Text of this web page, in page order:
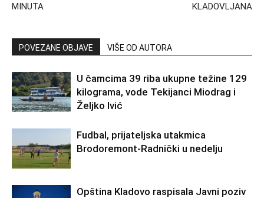
MINUTA
KLADOVLJANA
POVEZANE OBJAVE VIŠE OD AUTORA
U čamcima 39 riba ukupne težine 129
kilograma, vode Tekijanci Miodrag i
Željko Ivić
Fudbal, prijateljska utakmica
Brodoremont-Radnički u nedelju
Opština Kladovo raspisala Javni poziv